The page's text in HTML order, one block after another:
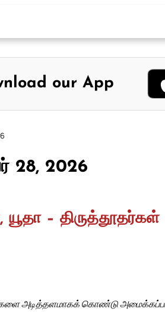
our App
28, 2026
– திருத்தூதர்கள்
அடித்தளமாகக் கொண்டு